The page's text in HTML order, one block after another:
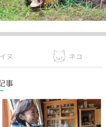
イヌ ネコ
事